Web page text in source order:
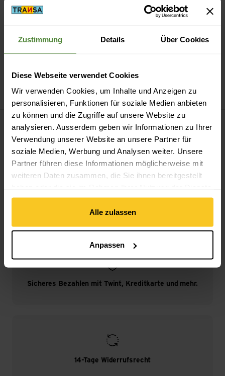
Zustimmung Details Über Cookies
Diese Webseite verwendet Cookies
Wir verwenden Cookies, um Inhalte und Anzeigen zu
personalisieren, Funktionen für soziale Medien anbieten
zu können und die Zugriffe auf unsere Website zu
analysieren. Ausserdem geben wir Informationen zu Ihrer
Verwendung unserer Website an unsere Partner für
soziale Medien, Werbung und Analysen weiter. Unsere
Partner führen diese Informationen möglicherweise mit
weiteren Daten zusammen, die Sie ihnen bereitgestellt
gesammelt haben.
Alle zulassen
Anpassen
CHF 139.90 CHF 149.90
Filter
TransaCardimmer kostenlos)
Sicheres Bezahlen mit Twint, Kreditkarte und mehr.
14-Tage Widerrufsrecht